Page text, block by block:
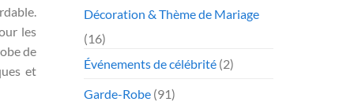
les
de
et
Décoration & Thème de Mariage
(16)
Événements de célébrité (2)
Garde-Robe (91)